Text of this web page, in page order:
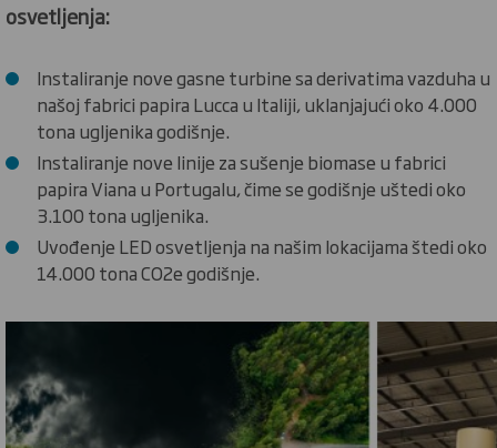
osvetljenja:
Instaliranje nove gasne turbine sa derivatima vazduha u
našoj fabrici papira Lucca u Italiji, uklanjajući oko 4.000
tona ugljenika godišnje.
Instaliranje nove linije za sušenje biomase u fabrici
papira Viana u Portugalu, čime se godišnje uštedi oko
3.100 tona ugljenika.
Uvođenje LED osvetljenja na našim lokacijama štedi oko
14.000 tona CO2e godišnje.